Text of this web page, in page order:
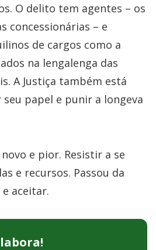
O delito tem agentes – os
concessionárias – e
de cargos como a
na lengalenga das
A Justiça também está
papel e punir a longeva
e pior. Resistir a se
e recursos. Passou da
aceitar.